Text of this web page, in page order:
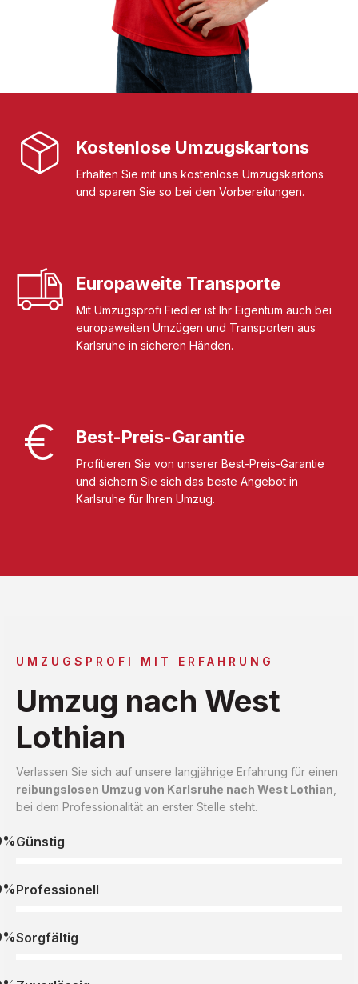
Kostenlose Umzugskartons
Erhalten Sie mit uns kostenlose Umzugskartons
und sparen Sie so bei den Vorbereitungen.
Europaweite Transporte
Mit Umzugsprofi Fiedler ist Ihr Eigentum auch bei
europaweiten Umzügen und Transporten aus
Karlsruhe in sicheren Händen.
Best-Preis-Garantie
Profitieren Sie von unserer Best-Preis-Garantie
und sichern Sie sich das beste Angebot in
Karlsruhe für Ihren Umzug.
UMZUGSPROFI MIT ERFAHRUNG
Umzug nach West
Lothian
Verlassen Sie sich auf unsere langjährige Erfahrung für einen
reibungslosen Umzug von Karlsruhe nach West Lothian
bei dem Professionalität an erster Stelle steht.
Günstig
Professionell
Sorgfältig